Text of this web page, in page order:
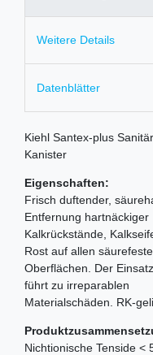
Weitere Details
Datenblätter
Kiehl Santex-plus
Kanister
Eigenschaften:
Frisch duftender,
Entfernung hartnäckiger
Kalkrückstände,
Rost auf allen
Oberflächen. Der
führt zu irreparablen
Materialschäden. RK-
Nichtionische Tenside <